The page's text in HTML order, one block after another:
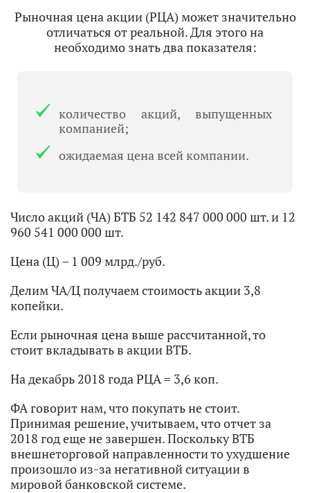
Рыночная цена акции (РЦА) может значительно
отличаться от реальной. Для этого на
необходимо знать два показателя:
количество акций, выпущенных
компанией;
ожидаемая цена всей компании.
Число акций (ЧА) БТБ 52 142 847 000 000 шт. и 12
960 541 000 000 шт.
Цена (Ц) – 1 009 млрд./руб.
Делим ЧА/Ц получаем стоимость акции 3,8
копейки.
Если рыночная цена выше рассчитанной, то
стоит вкладывать в акции ВТБ.
На декабрь 2018 года РЦА = 3,6 коп.
ФА говорит нам, что покупать не стоит.
Принимая решение, учитываем, что отчет за
2018 год еще не завершен. Поскольку ВТБ
внешнеторговой направленности то ухудшение
произошло из-за негативной ситуации в
мировой банковской системе.